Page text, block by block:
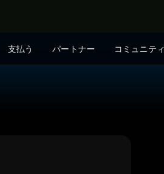
支払う パートナー コミュニティ